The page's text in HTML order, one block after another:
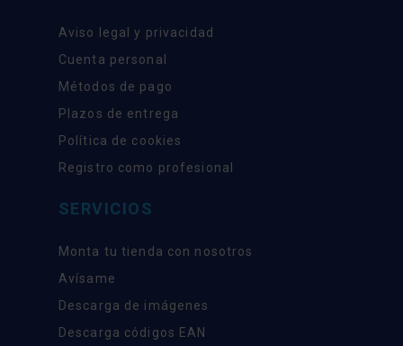
Aviso legal y privacidad
Cuenta personal
Métodos de pago
Plazos de entrega
Política de cookies
Registro como profesional
SERVICIOS
Monta tu tienda con nosotros
Avísame
Descarga de imágenes
Descarga códigos EAN